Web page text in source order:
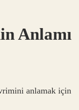
Anlamı
anlamak için